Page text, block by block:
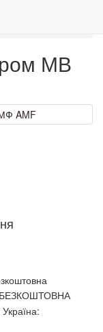
МВ
БЕЗКОШТОВНА